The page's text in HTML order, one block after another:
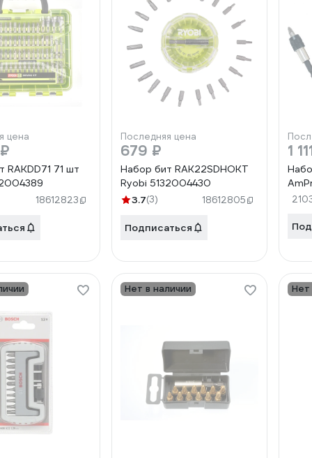
цена
RAKDD71 71 шт
18612823
Последняя цена
679 ₽
Набор бит RAK22SDHOKT
Ryobi 5132004430
3.7(3) 18612805
Подписаться
1
Нет в наличии Нет